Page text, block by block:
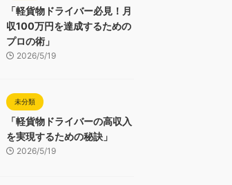
「軽貨物ドライバー必見！月
収100万円を達成するための
プロの術」
2026/5/19
未分類
「軽貨物ドライバーの高収入
を実現するための秘訣」
2026/5/19